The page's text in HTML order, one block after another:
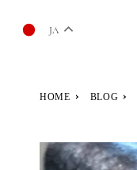
JA
HOME BLOG